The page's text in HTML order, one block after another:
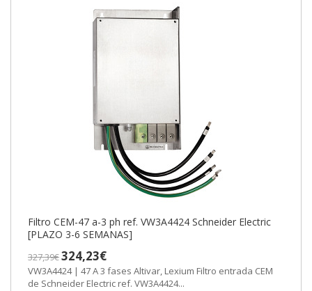
Filtro CEM-47 a-3 ph ref. VW3A4424 Schneider Electric
[PLAZO 3-6 SEMANAS]
327,39€324,23€
VW3A4424 | 47 A 3 fases Altivar, Lexium Filtro entrada CEM
de Schneider Electric ref. VW3A4424...